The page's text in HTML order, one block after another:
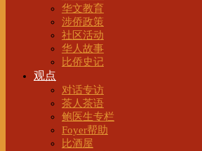
华文教育
涉侨政策
社区活动
华人故事
比侨史记
观点
对话专访
茶人茶语
鲍医生专栏
Foyer帮助
比酒屋